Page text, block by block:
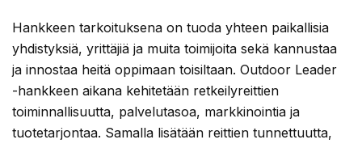
Hankkeen tarkoituksena on tuoda yhteen paikallisia
yhdistyksiä, yrittäjiä ja muita toimijoita sekä kannustaa
ja innostaa heitä oppimaan toisiltaan. Outdoor Leader
-hankkeen aikana kehitetään retkeilyreittien
toiminnallisuutta, palvelutasoa, markkinointia ja
tuotetarjontaa. Samalla lisätään reittien tunnettuutta,